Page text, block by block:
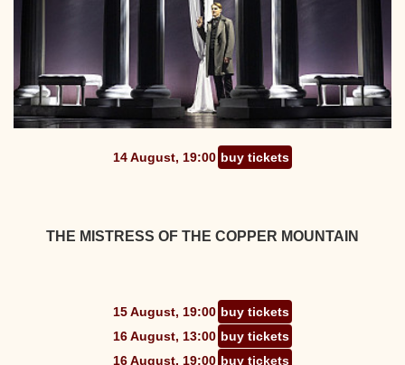
14 August, 19:00 buy tickets
THE MISTRESS OF THE COPPER MOUNTAIN
15 August, 19:00 buy tickets
16 August, 13:00 buy tickets
16 August, 19:00 buy tickets